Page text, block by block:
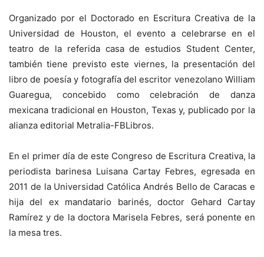
Organizado por el Doctorado en Escritura Creativa de la
Universidad de Houston, el evento a celebrarse en el
teatro de la referida casa de estudios Student Center,
también tiene previsto este viernes, la presentación del
libro de poesía y fotografía del escritor venezolano William
Guaregua, concebido como celebración de danza
mexicana tradicional en Houston, Texas y, publicado por la
alianza editorial Metralia-FBLibros.
En el primer día de este Congreso de Escritura Creativa, la
periodista barinesa Luisana Cartay Febres, egresada en
2011 de la Universidad Católica Andrés Bello de Caracas e
hija del ex mandatario barinés, doctor Gehard Cartay
Ramírez y de la doctora Marisela Febres, será ponente en
la mesa tres.